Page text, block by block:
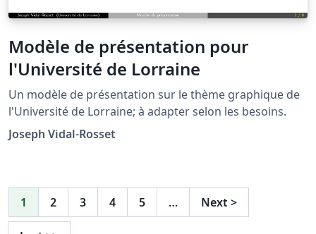
Modèle de présentation pour
l'Université de Lorraine
Un modèle de présentation sur le thème graphique de
l'Université de Lorraine; à adapter selon les besoins.
Joseph Vidal-Rosset
1 2 3 4 5 … Next >